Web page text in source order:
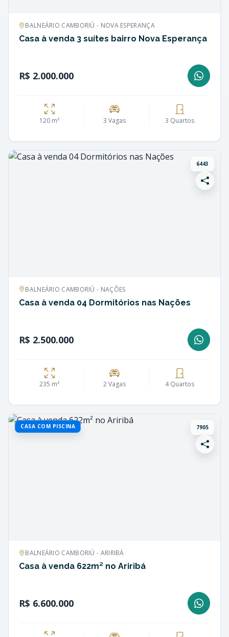
BALNEÁRIO CAMBORIÚ - NOVA ESPERANÇA
Casa à venda 3 suítes bairro Nova Esperança
R$ 2.000.000
120 m² 3 Vagas 3 Quartos
6443
BALNEÁRIO CAMBORIÚ - NAÇÕES
Casa à venda 04 Dormitórios nas Nações
R$ 2.500.000
235 m² 2 Vagas 4 Quartos
CASA COM PISCINA 7905
BALNEÁRIO CAMBORIÚ - ARIRIBÁ
Casa à venda 622m² no Ariribá
R$ 6.600.000